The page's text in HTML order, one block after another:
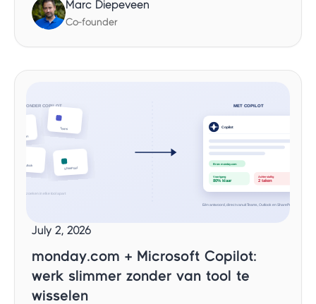
Marc Diepeveen
Co-founder
July 2, 2026
monday.com + Microsoft Copilot:
werk slimmer zonder van tool te
wisselen